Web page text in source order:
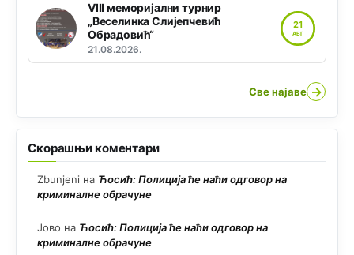
VIII меморијални турнир
„Веселинка Слијепчевић
Обрадовић“
21.08.2026.
21
АВГ
Све најаве →
Скорашњи коментари
Zbunjeni на Ћосић: Полиција ће наћи одговор на
криминалне обрачуне
Јово на Ћосић: Полиција ће наћи одговор на
криминалне обрачуне